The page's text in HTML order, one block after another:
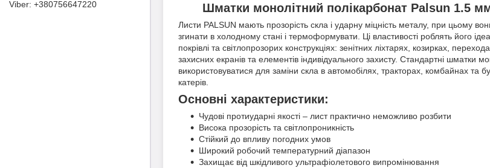
Шматки монолітний полікарбонат Palsun 1.5
Листи PALSUN мають прозорість скла і ударну міцність металу, при цьому
згинати в холодному стані і термоформувати. Ці властивості роблять його
покрівлі та світлопрозорих конструкціях: зенітних ліхтарях, козирках,
захисних екранів та елементів індивідуального захисту. Стандартні шматки
використовуватися для заміни скла в автомобілях, тракторах, комбайнах та
катерів.
Основні характеристики:
Чудові протиударні якості – лист практично неможливо розбити
Висока прозорість та світлопроникність
Стійкий до впливу погодних умов
Широкий робочий температурний діапазон
Захищає від шкідливого ультрафіолетового випромінювання
+380756647220